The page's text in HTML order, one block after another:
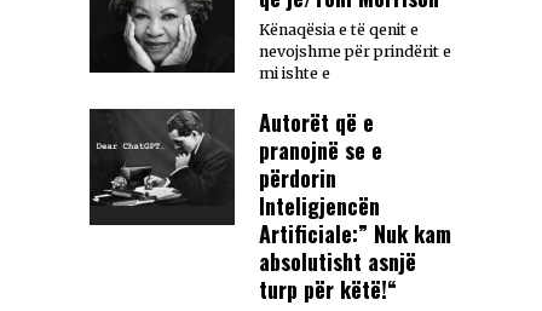
Kënaqësia e të qenit e
nevojshme për prindërit e
mi ishte e
Autorët që e
pranojnë se e
përdorin
Inteligjencën
Artificiale:” Nuk kam
absolutisht asnjë
turp për këtë!“